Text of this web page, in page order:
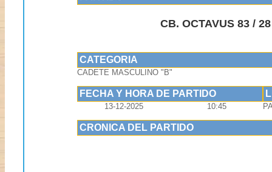
CB. OCTAVUS 83 /
CATEGORIA
CADETE MASCULINO "B"
FECHA Y HORA DE PARTIDO
13-12-2025 10:45
CRONICA DEL PARTIDO